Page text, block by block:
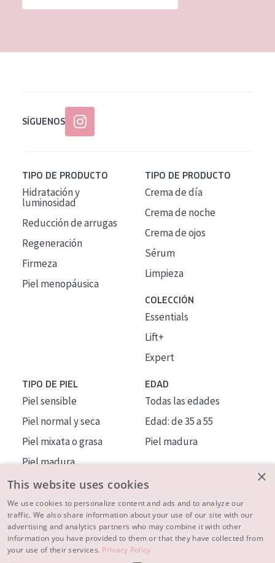
Todas las edades
SÍGUENOS
TIPO DE PRODUCTO
Hidratación y
luminosidad
Reducción de arrugas
Regeneración
Firmeza
Piel menopáusica
TIPO DE PRODUCTO
Crema de día
Crema de noche
Crema de ojos
Sérum
Limpieza
COLECCIÓN
Essentials
Lift+
Expert
TIPO DE PIEL
Piel sensible
Piel normal y seca
Piel mixata o grasa
Piel madura
Piel expuesta al sol
Piel menopáusica
EDAD
Todas las edades
Edad: de 35 a 55
Piel madura
MÁS SOBRE NOSOTROS
INSPIRACIÓN
×
This website uses cookies
We use cookies to personalize content and ads and to analyze our
traffic. We also share information about your use of our site with our
advertising and analytics partners who may combine it with other
information you have provided to them or that they have collected from
your use of their services. Privacy Policy